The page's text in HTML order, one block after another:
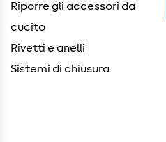
Riporre gli accessori da
cucito
Rivetti e anelli
Sistemi di chiusura